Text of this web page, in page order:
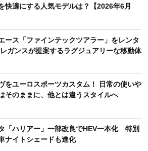
快適にする人気モデルは？【2026年6月
ース「ファインテックツアラー」をレンタ
ガンスが提案するラグジュアリーな移動体
をユーロスポーツカスタム！ 日常の使いや
そのままに、他とは違うスタイルへ
「ハリアー」一部改良でHEV一本化 特別
ナイトシェードも進化